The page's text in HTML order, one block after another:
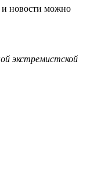
и новости можно
экстремистской